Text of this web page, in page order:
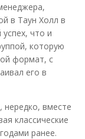
в Таун Холл в
что и
которую
формат, с
его в
нередко, вместе
классические
ранее.